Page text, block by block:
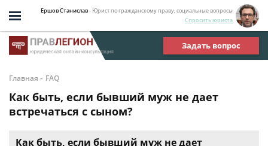
Ершов Станислав- Юрист по гражданскому праву, социальные вопросы
Спросить юриста
Задать вопрос
Главная - FAQ
Как быть, если бывший муж не дает
встречаться с сыном?
Как быть, если бывший муж не дает